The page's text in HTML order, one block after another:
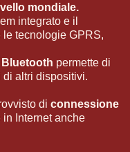
mondiale.
integrato e il
le tecnologie GPRS,
permette di
altri dispositivi.
di connessione
Internet anche